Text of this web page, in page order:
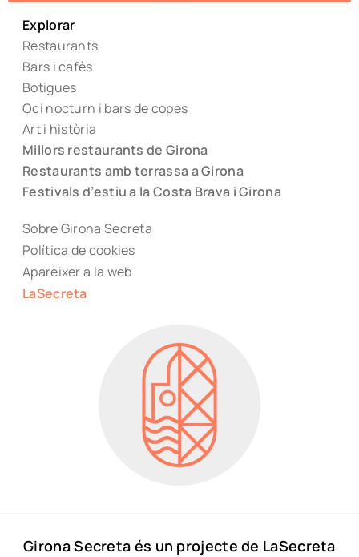
Explorar
Restaurants
Bars i cafès
Botigues
Oci nocturn i bars de copes
Art i història
Millors restaurants de Girona
Restaurants amb terrassa a Girona
Festivals d’estiu a la Costa Brava i Girona
Sobre Girona Secreta
Política de cookies
Aparèixer a la web
LaSecreta
Girona Secreta és un projecte de LaSecreta